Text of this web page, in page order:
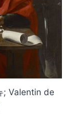
; Valentin de